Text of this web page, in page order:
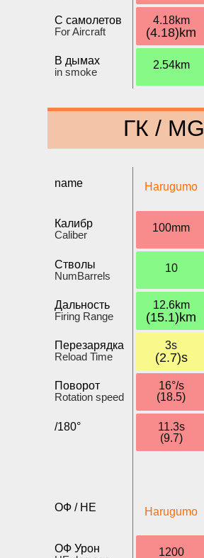
С самолетов
For Aircraft
В дымах
in smoke
4.18km
(4.18)km
2.54km
ГК / MG
name
Калибр
Caliber
Стволы
NumBarrels
Дальность
Firing Range
Перезарядка
Reload Time
Поворот
Rotation speed
/180°
ОФ / HE
ОФ Урон
Harugumo
100mm
10
12.6km
(15.1)km
3s
(2.7)s
16°/s
(18.5)
11.3s
(9.7)
Harugumo
1200